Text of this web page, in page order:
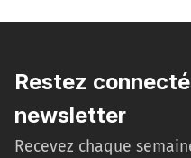
Restez
newsletter
Recevez chaque